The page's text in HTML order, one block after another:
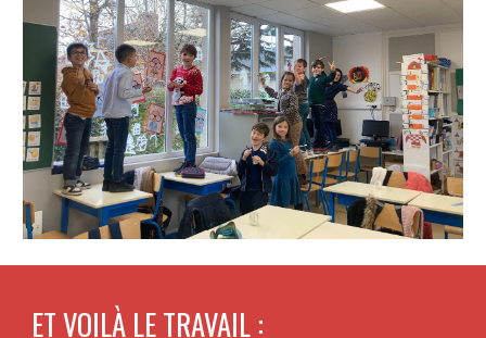
ET VOILÀ LE TRAVAIL :